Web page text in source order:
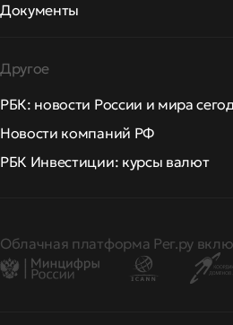
Документы
Другое
РБК: новости России и мира
Новости компаний РФ
РБК Инвестиции: курсы валют
Облачная платформа Рег.ру